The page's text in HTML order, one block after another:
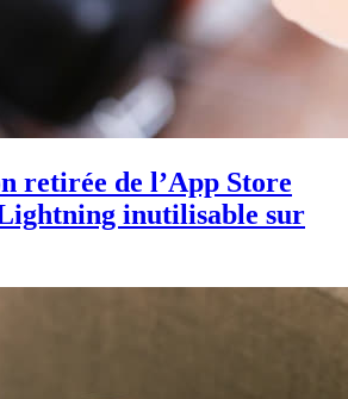
retirée de l’App Store
inutilisable sur